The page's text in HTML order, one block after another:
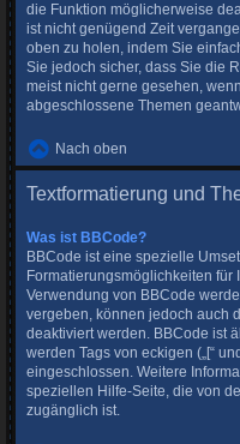
die Funktion möglicherweise
ist nicht genügend Zeit
oben zu holen, indem Sie
Sie jedoch sicher, dass Sie die
meist nicht gerne gesehen,
abgeschlossene Themen
Nach oben
Textformatierung und
Was ist BBCode?
BBCode ist eine spezielle
Formatierungsmöglichkeiten für
Verwendung von BBCode
vergeben, können jedoch auch
deaktiviert werden. BBCode ist
werden Tags von eckigen („[“
eingeschlossen. Weitere
speziellen Hilfe-Seite, die von
zugänglich ist.